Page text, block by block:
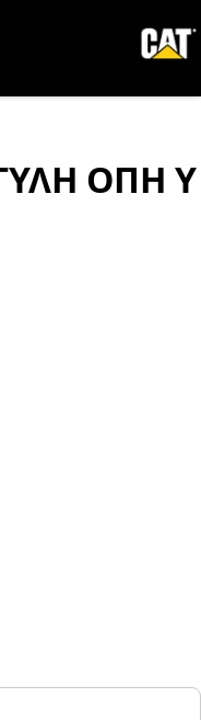
ΟΠΗ Υ